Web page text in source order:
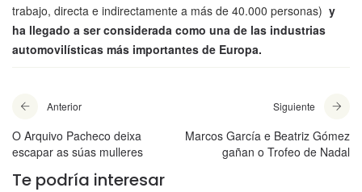
trabajo, directa e indirectamente a más de 40.000 personas) y
ha llegado a ser considerada como una de las industrias
automovilísticas más importantes de Europa.
Anterior
O Arquivo Pacheco deixa
escapar as súas mulleres
Siguiente
Marcos García e Beatriz Gómez
gañan o Trofeo de Nadal
Te podría interesar